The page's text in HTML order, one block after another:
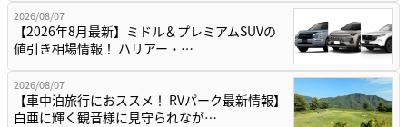
2026/08/07
【2026年8月最新】ミドル＆プレミアムSUVの
値引き相場情報！ ハリアー・…
2026/08/07
【車中泊旅行におススメ！ RVパーク最新情報】
白亜に輝く観音様に見守られなが…